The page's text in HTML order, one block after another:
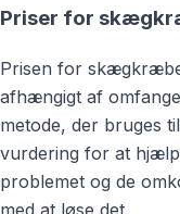
Priser for
Prisen for
afhængigt af
metode, der bruges
vurdering for at
problemet og de